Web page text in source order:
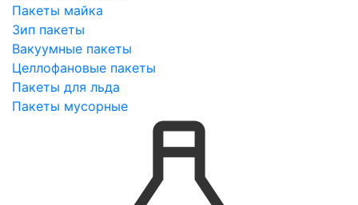
Пакеты майка
Зип пакеты
Вакуумные пакеты
Целлофановые пакеты
Пакеты для льда
Пакеты мусорные